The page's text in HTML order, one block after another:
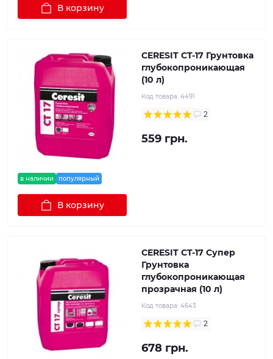
В корзину
в наличии популярный
CERESIT CT-17 Грунтовка
глубокопроникающая
(10 л)
Код товара: 4491
2
559 грн.
В корзину
CERESIT CT-17 Супер
Грунтовка
глубокопроникающая
прозрачная (10 л)
Код товара: 4643
2
678 грн.